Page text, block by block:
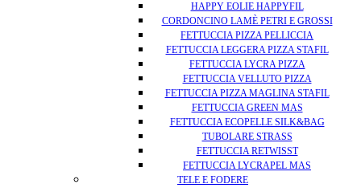
HAPPY EOLIE HAPPYFIL
CORDONCINO LAMÈ PETRI E GROSSI
FETTUCCIA PIZZA PELLICCIA
FETTUCCIA LEGGERA PIZZA STAFIL
FETTUCCIA LYCRA PIZZA
FETTUCCIA VELLUTO PIZZA
FETTUCCIA PIZZA MAGLINA STAFIL
FETTUCCIA GREEN MAS
FETTUCCIA ECOPELLE SILK&BAG
TUBOLARE STRASS
FETTUCCIA RETWISST
FETTUCCIA LYCRAPEL MAS
TELE E FODERE